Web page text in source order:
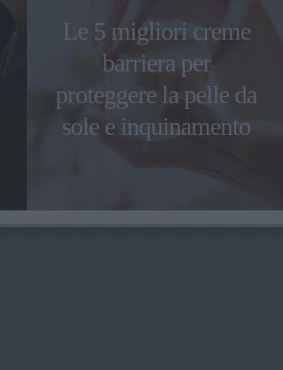
Le 5 migliori creme
barriera per
proteggere la pelle da
sole e inquinamento